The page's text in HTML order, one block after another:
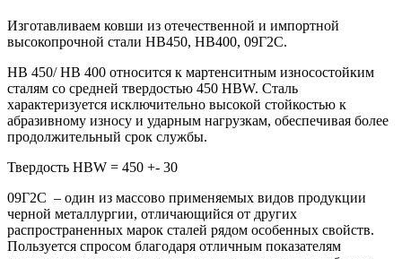
Изготавливаем ковши из отечественной и импортной
высокопрочной стали HB450, HB400, 09Г2С.
HB 450/ HB 400 относится к мартенситным износостойким
сталям со средней твердостью 450 HBW. Сталь
характеризуется исключительно высокой стойкостью к
абразивному износу и ударным нагрузкам, обеспечивая более
продолжительный срок службы.
Твердость HBW = 450 +- 30
09Г2С – один из массово применяемых видов продукции
черной металлургии, отличающийся от других
распространенных марок сталей рядом особенных свойств.
Пользуется спросом благодаря отличным показателям